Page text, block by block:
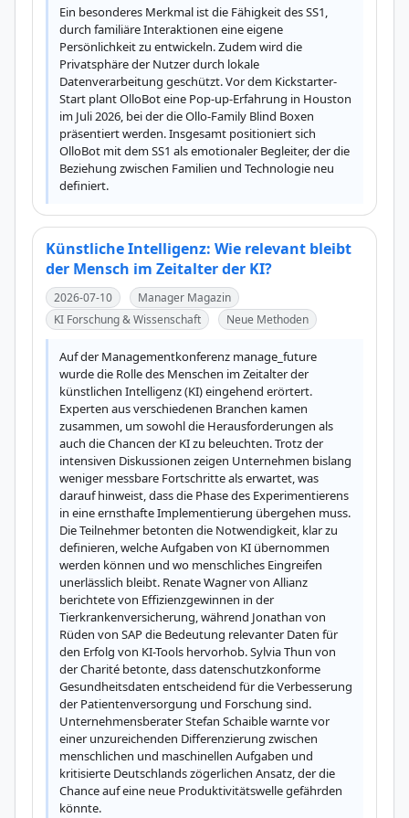
Ein besonderes Merkmal ist die Fähigkeit des SS1,
durch familiäre Interaktionen eine eigene
Persönlichkeit zu entwickeln. Zudem wird die
Privatsphäre der Nutzer durch lokale
Datenverarbeitung geschützt. Vor dem Kickstarter-
Start plant OlloBot eine Pop-up-Erfahrung in Houston
im Juli 2026, bei der die Ollo-Family Blind Boxen
präsentiert werden. Insgesamt positioniert sich
OlloBot mit dem SS1 als emotionaler Begleiter, der die
Beziehung zwischen Familien und Technologie neu
definiert.
Künstliche Intelligenz: Wie relevant bleibt
der Mensch im Zeitalter der KI?
2026-07-10
Manager Magazin
KI Forschung & Wissenschaft
Neue Methoden
Auf der Managementkonferenz manage_future
wurde die Rolle des Menschen im Zeitalter der
künstlichen Intelligenz (KI) eingehend erörtert.
Experten aus verschiedenen Branchen kamen
zusammen, um sowohl die Herausforderungen als
auch die Chancen der KI zu beleuchten. Trotz der
intensiven Diskussionen zeigen Unternehmen bislang
weniger messbare Fortschritte als erwartet, was
darauf hinweist, dass die Phase des Experimentierens
in eine ernsthafte Implementierung übergehen muss.
Die Teilnehmer betonten die Notwendigkeit, klar zu
definieren, welche Aufgaben von KI übernommen
werden können und wo menschliches Eingreifen
unerlässlich bleibt. Renate Wagner von Allianz
berichtete von Effizienzgewinnen in der
Tierkrankenversicherung, während Jonathan von
Rüden von SAP die Bedeutung relevanter Daten für
den Erfolg von KI-Tools hervorhob. Sylvia Thun von
der Charité betonte, dass datenschutzkonforme
Gesundheitsdaten entscheidend für die Verbesserung
der Patientenversorgung und Forschung sind.
Unternehmensberater Stefan Schaible warnte vor
einer unzureichenden Differenzierung zwischen
menschlichen und maschinellen Aufgaben und
kritisierte Deutschlands zögerlichen Ansatz, der die
Chance auf eine neue Produktivitätswelle gefährden
könnte.